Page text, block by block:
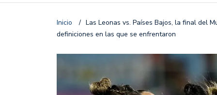
Franco Colapinto giró
F1: tras las sanciones y
Racing le ganó a
omitió un penal de Sosa
Inicio / Las Leonas vs. Países Bajos, la final del
definiciones en las que se enfrentaron